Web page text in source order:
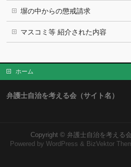
塀の中からの懲戒請求
マスコミ等 紹介された内容
ホーム
弁護士自治を考える会（サイト名）
Copyright © 弁護士自治を考える会
Powered byWordPress & BizVektor